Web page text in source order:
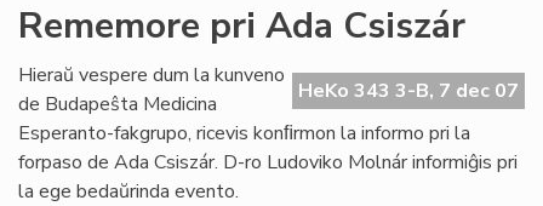
Rememore pri Ada Csiszár
HeKo 343 3-B, 7 dec 07
Hieraŭ vespere dum la kunveno
de Budapeŝta Medicina
Esperanto-fakgrupo, ricevis konﬁrmon la informo pri la
forpaso de Ada Csiszár. D-ro Ludoviko Molnár informiĝis pri
la ege bedaŭrinda evento.